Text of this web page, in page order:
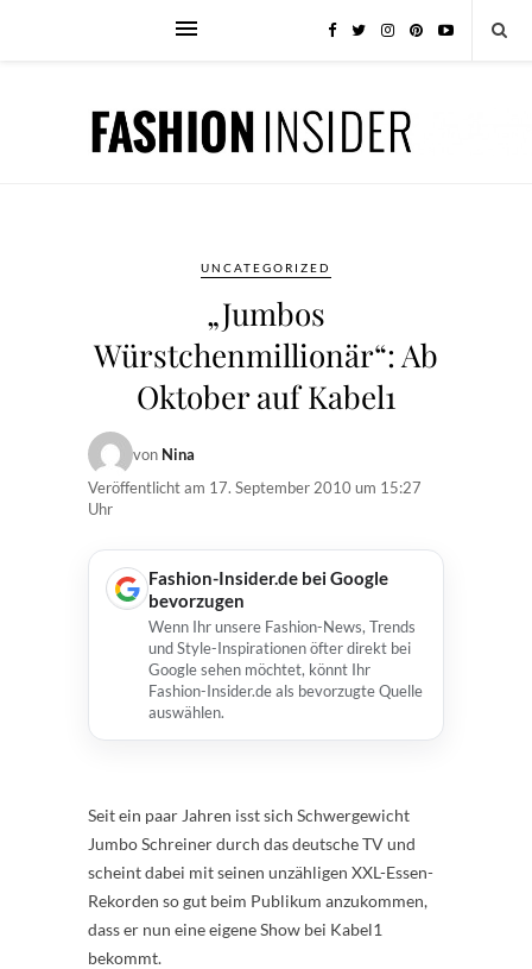
UNCATEGORIZED
„Jumbos
Würstchenmillionär“: Ab
Oktober auf Kabel1
von Nina
Veröffentlicht am 17. September 2010 um 15:27
Uhr
Fashion-Insider.de bei Google
bevorzugen
Wenn Ihr unsere Fashion-News, Trends
und Style-Inspirationen öfter direkt bei
Google sehen möchtet, könnt Ihr
Fashion-Insider.de als bevorzugte Quelle
auswählen.
Seit ein paar Jahren isst sich Schwergewicht
Jumbo Schreiner durch das deutsche TV und
scheint dabei mit seinen unzähligen XXL-Essen-
Rekorden so gut beim Publikum anzukommen,
dass er nun eine eigene Show bei Kabel1
bekommt.